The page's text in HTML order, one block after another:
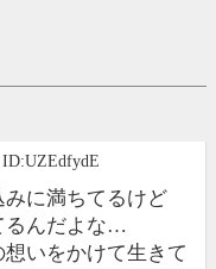
ID:UZEdfydE
に満ちてるけど
るんだよな…
いをかけて生きて